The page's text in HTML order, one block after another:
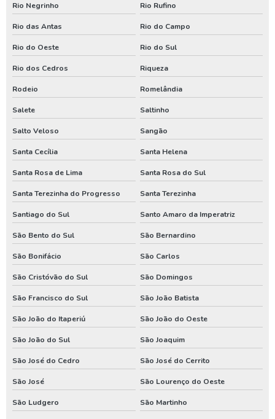
Manutenção de poço no sul
Manutenção poço artesiano em santa catarina
Manutenção poço artesiano paraná
Manutenção poço artesiano rio grande do sul
Perfuração de poço artesiano em santa catarina
Perfuração de poço artesiano no paraná
Poço artesiano paraná
Serviço de poço artesiano
Assistencia de bomba de poço em santa catarina
Assistencia de bomba de poço no parana
Conserto de poço artesiano em santa catarina
Conserto de poço artesiano no parana
Manutenção de bomba de poço em santa catarina
Manutenção de bomba de poço no paraná
Manutenção de bomba submersa em santa catarina
Manutenção de bomba submersa no paraná
Rio Negrinho Rio Rufino
Rio das Antas Rio do Campo
Rio do Oeste Rio do Sul
Rio dos Cedros Riqueza
Rodeio Romelândia
Salete Saltinho
Salto Veloso Sangão
Santa Cecília Santa Helena
Santa Rosa de Lima Santa Rosa do Sul
Santa Terezinha do Progresso Santa Terezinha
Santiago do Sul Santo Amaro da Imperatriz
São Bento do Sul São Bernardino
São Bonifácio São Carlos
São Cristóvão do Sul São Domingos
São Francisco do Sul São João Batista
São João do Itaperiú São João do Oeste
São João do Sul São Joaquim
São José do Cedro São José do Cerrito
São José São Lourenço do Oeste
São Ludgero São Martinho